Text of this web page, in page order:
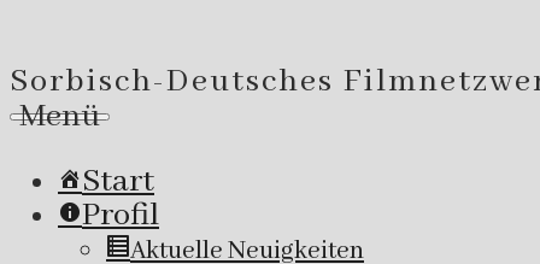
Sorbisch-Deutsches
Menü
Start
Profil
Aktuelle Neuigkeiten